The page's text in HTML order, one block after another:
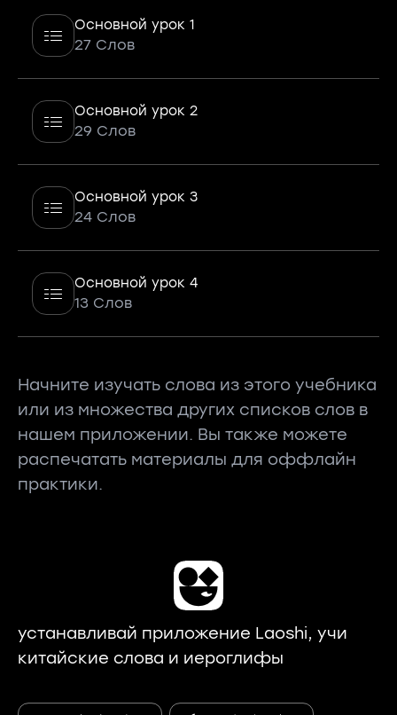
Основной урок 1
27 Слов
Основной урок 2
29 Слов
Основной урок 3
24 Слов
Основной урок 4
13 Слов
Начните изучать слова из этого учебника
или из множества других списков слов в
нашем приложении. Вы также можете
распечатать материалы для оффлайн
практики.
устанавливай приложение Laoshi, учи
китайские слова и иероглифы